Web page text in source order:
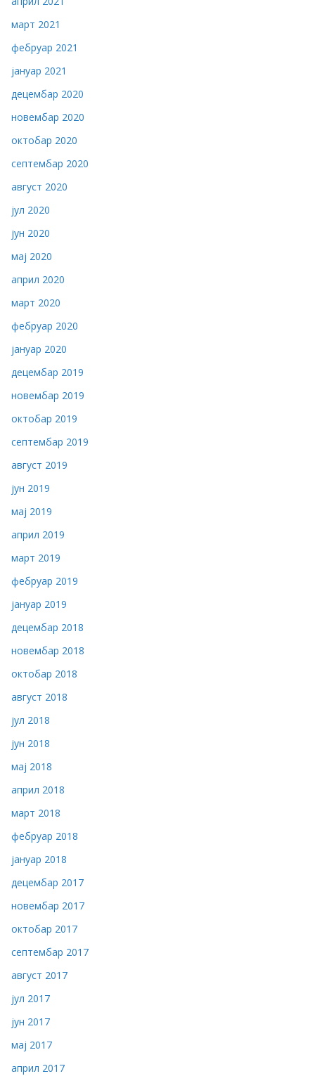
март 2021
фебруар 2021
јануар 2021
децембар 2020
новембар 2020
октобар 2020
септембар 2020
август 2020
јул 2020
јун 2020
мај 2020
април 2020
март 2020
фебруар 2020
јануар 2020
децембар 2019
новембар 2019
октобар 2019
септембар 2019
август 2019
јун 2019
мај 2019
април 2019
март 2019
фебруар 2019
јануар 2019
децембар 2018
новембар 2018
октобар 2018
август 2018
јул 2018
јун 2018
мај 2018
април 2018
март 2018
фебруар 2018
јануар 2018
децембар 2017
новембар 2017
октобар 2017
септембар 2017
август 2017
јул 2017
јун 2017
мај 2017
април 2017